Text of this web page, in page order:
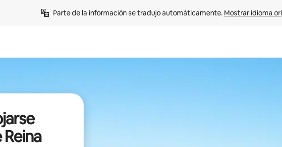
Parte de la información se tradujo automáticamente. Mostrar idioma